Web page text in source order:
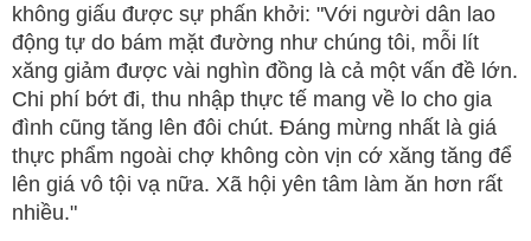
không giấu được sự phấn khởi: "Với người dân lao
động tự do bám mặt đường như chúng tôi, mỗi lít
xăng giảm được vài nghìn đồng là cả một vấn đề lớn.
Chi phí bớt đi, thu nhập thực tế mang về lo cho gia
đình cũng tăng lên đôi chút. Đáng mừng nhất là giá
thực phẩm ngoài chợ không còn vịn cớ xăng tăng để
lên giá vô tội vạ nữa. Xã hội yên tâm làm ăn hơn rất
nhiều."